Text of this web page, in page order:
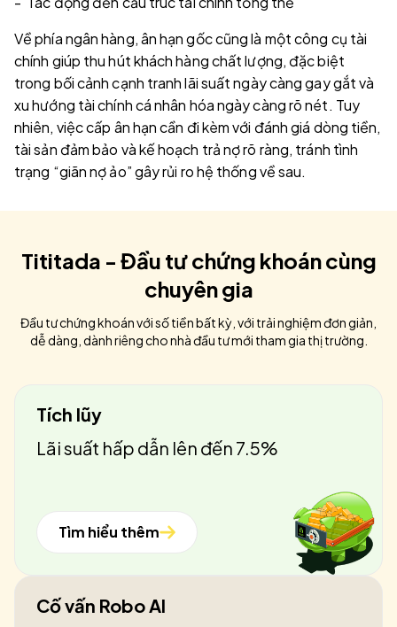
Về phía ngân hàng, ân hạn gốc cũng là một công cụ tài
chính giúp thu hút khách hàng chất lượng, đặc biệt
trong bối cảnh cạnh tranh lãi suất ngày càng gay gắt và
xu hướng tài chính cá nhân hóa ngày càng rõ nét. Tuy
nhiên, việc cấp ân hạn cần đi kèm với đánh giá dòng tiền,
tài sản đảm bảo và kế hoạch trả nợ rõ ràng, tránh tình
trạng “giãn nợ ảo” gây rủi ro hệ thống về sau.
Tititada - Đầu tư chứng khoán cùng
chuyên gia
Đầu tư chứng khoán với số tiền bất kỳ, với trải nghiệm đơn giản,
dễ dàng, dành riêng cho nhà đầu tư mới tham gia thị trường.
Tích lũy
Lãi suất hấp dẫn lên đến 7.5%
Tìm hiểu thêm
Cố vấn Robo AI